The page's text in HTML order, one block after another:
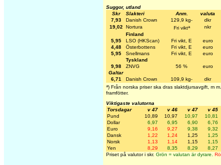
Suggor, utland
Skr
Slakteri Anm.
valuta
7,93
Danish Crown 129,9 kg-
dkr
19,02 Nortura Fri vikta
nkr
Finland
5,95
LSO (HKScan) Fri vikt, E
euro
4,48
Österbottens Fri vikt, E
euro
5,95
Snellmans Fri vikt, E
euro
Tyskland
9,98
ZNVG 56 %
euro
Galtar
6,71
Danish Crown 109,9 kg- dkr
a) Från norska priser ska dras slaktdjursavgift, m
framfötter.
Viktigaste valutorna
Torsdagar
v 47 v 46 v 47
v 45
Pund
10,89 10,97 10,97
10,81
Dollar
6,97 6,95 6,90
6,76
Euro
9,16 9,27 9,38
9,32
Dansk
1,22 1,24 1,25
1,25
Norsk
1,13 1,14 1,15
1,15
Yen
8,29 8,35 8,29
8,27
Priset på valutor i skr. Grön = valutan är dyrare.